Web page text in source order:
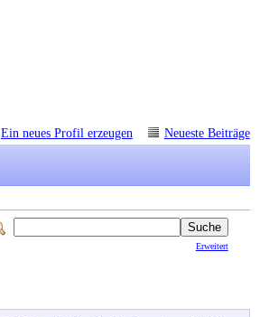
Ein neues Profil erzeugen Neueste Beiträge
Erweitert